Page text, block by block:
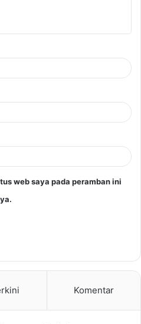
web saya pada peramban ini
Komentar